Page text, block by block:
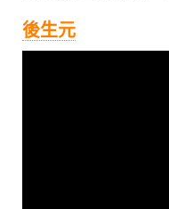
後生元